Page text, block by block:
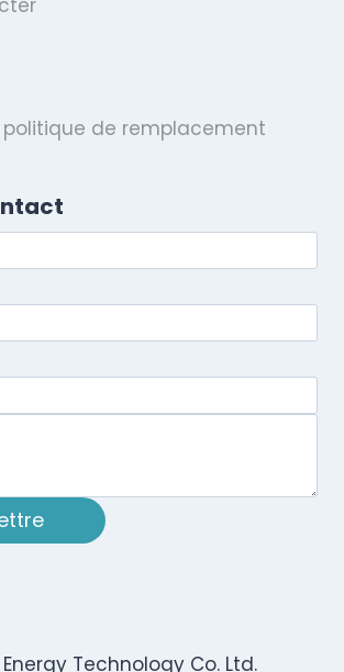
de remplacement
Technology Co. Ltd.